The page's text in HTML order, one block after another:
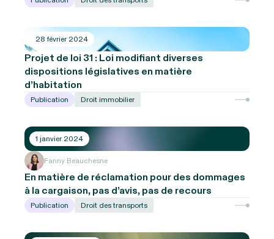
28 février 2024
Projet de loi 31 : Loi modifiant diverses
dispositions législatives en matière
d’habitation
Publication Droit immobilier
1 janvier 2024
Fanny Beauchesne
En matière de réclamation pour des dommages
à la cargaison, pas d’avis, pas de recours
Publication Droit des transports